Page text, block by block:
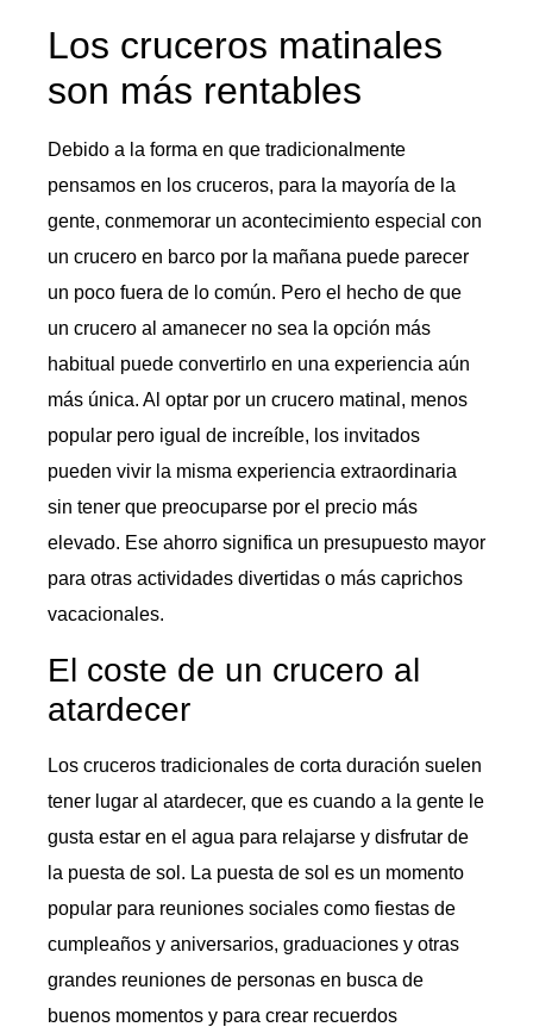
Los cruceros matinales
son más rentables
Debido a la forma en que tradicionalmente
pensamos en los cruceros, para la mayoría de la
gente, conmemorar un acontecimiento especial con
un crucero en barco por la mañana puede parecer
un poco fuera de lo común. Pero el hecho de que
un crucero al amanecer no sea la opción más
habitual puede convertirlo en una experiencia aún
más única. Al optar por un crucero matinal, menos
popular pero igual de increíble, los invitados
pueden vivir la misma experiencia extraordinaria
sin tener que preocuparse por el precio más
elevado. Ese ahorro significa un presupuesto mayor
para otras actividades divertidas o más caprichos
vacacionales.
El coste de un crucero al
atardecer
Los cruceros tradicionales de corta duración suelen
tener lugar al atardecer, que es cuando a la gente le
gusta estar en el agua para relajarse y disfrutar de
la puesta de sol. La puesta de sol es un momento
popular para reuniones sociales como fiestas de
cumpleaños y aniversarios, graduaciones y otras
grandes reuniones de personas en busca de
buenos momentos y para crear recuerdos